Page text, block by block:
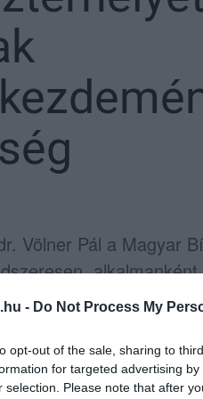
- Do Not Process My
opt-out of the sale, sharing to
for targeted advertising
selection. Please note that after
Völner Pál a Magyar
bűntette és
indítványt tett az